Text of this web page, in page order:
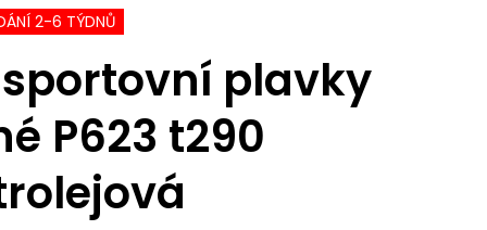
2-6 TÝDNŮ
plavky
P623 t290